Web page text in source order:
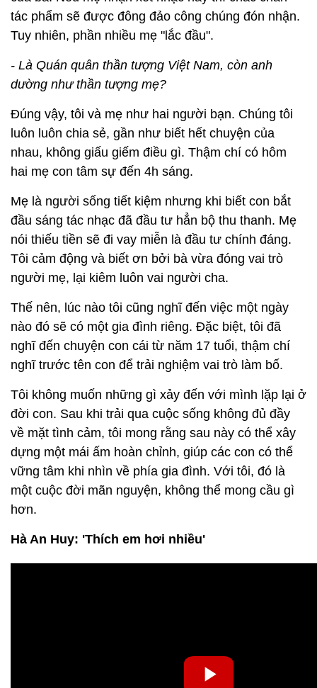
tác phẩm sẽ được đông đảo công chúng đón nhận.
Tuy nhiên, phần nhiều mẹ "lắc đầu".
- Là Quán quân thần tượng Việt Nam, còn anh
dường như thần tượng mẹ?
Đúng vậy, tôi và mẹ như hai người bạn. Chúng tôi
luôn luôn chia sẻ, gần như biết hết chuyện của
nhau, không giấu giếm điều gì. Thậm chí có hôm
hai mẹ con tâm sự đến 4h sáng.
Mẹ là người sống tiết kiệm nhưng khi biết con bắt
đầu sáng tác nhạc đã đầu tư hẳn bộ thu thanh. Mẹ
nói thiếu tiền sẽ đi vay miễn là đầu tư chính đáng.
Tôi cảm động và biết ơn bởi bà vừa đóng vai trò
người mẹ, lại kiêm luôn vai người cha.
Thế nên, lúc nào tôi cũng nghĩ đến việc một ngày
nào đó sẽ có một gia đình riêng. Đặc biệt, tôi đã
nghĩ đến chuyện con cái từ năm 17 tuổi, thậm chí
nghĩ trước tên con để trải nghiệm vai trò làm bố.
Tôi không muốn những gì xảy đến với mình lặp lại ở
đời con. Sau khi trải qua cuộc sống không đủ đầy
về mặt tình cảm, tôi mong rằng sau này có thể xây
dựng một mái ấm hoàn chỉnh, giúp các con có thể
vững tâm khi nhìn về phía gia đình. Với tôi, đó là
một cuộc đời mãn nguyện, không thể mong cầu gì
hơn.
Hà An Huy: 'Thích em hơi nhiều'